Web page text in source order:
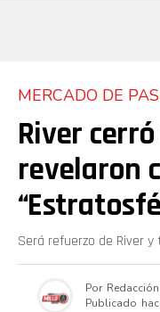
MERCADO DE
River
revelaron
Será refuerzo de River
Por
Publicado